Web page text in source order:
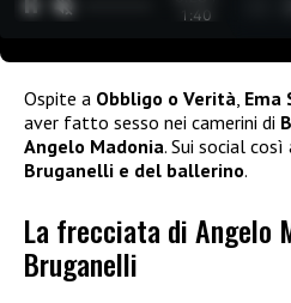
1:40
Ospite a Obbligo o Verità Ema
aver fatto sesso nei camerini di
Angelo Madonia. Sui social così
Bruganelli e del ballerino.
La frecciata di Angelo
Bruganelli